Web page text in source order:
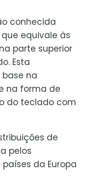
conhecida
que equivale às
parte superior
Esta
na
na forma de
do teclado com
de
pelos
países da Europa